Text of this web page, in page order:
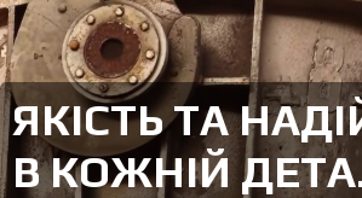
ЯКІСТЬ ТА
В КОЖНІЙ